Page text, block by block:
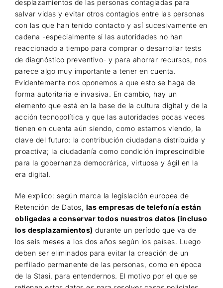
desplazamientos de las personas contagiadas para
salvar vidas y evitar otros contagios entre las personas
con las que han tenido contacto y así sucesivamente en
cadena -especialmente si las autoridades no han
reaccionado a tiempo para comprar o desarrollar tests
de diagnóstico preventivo- y para ahorrar recursos, nos
parece algo muy importante a tener en cuenta.
Evidentemente nos oponemos a que esto se haga de
forma autoritaria e invasiva. En cambio, hay un
elemento que está en la base de la cultura digital y de la
acción tecnopolítica y que las autoridades pocas veces
tienen en cuenta aún siendo, como estamos viendo, la
clave del futuro: la contribución ciudadana distribuida y
proactiva; la ciudadanía como condición imprescindible
para la gobernanza democrárica, virtuosa y ágil en la
era digital.
Me explico: según marca la legislación europea de
Retención de Datos, las empresas de telefonía están
obligadas a conservar todos nuestros datos (incluso
los desplazamientos) durante un período que va de
los seis meses a los dos años según los países. Luego
deben ser eliminados para evitar la creación de un
perfilado permanente de las personas, como en época
de la Stasi, para entendernos. El motivo por el que se